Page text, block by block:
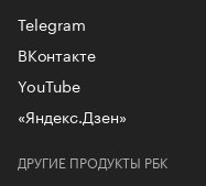
ДРУГИЕ ПРОДУКТЫ РБК
Telegram
ВКонтакте
YouTube
«Яндекс.Дзен»